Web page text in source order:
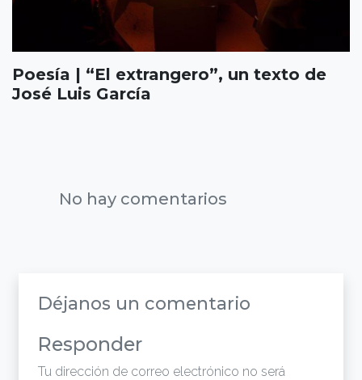
Poesía | “El extrangero”, un texto de
José Luis García
No hay comentarios
Déjanos un comentario
Responder
Tu dirección de correo electrónico no será